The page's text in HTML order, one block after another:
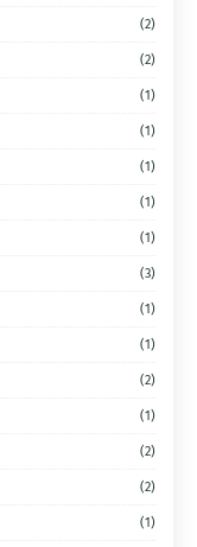
(2)
(2)
(1)
(1)
(1)
(1)
(1)
(3)
(1)
(1)
(2)
(1)
(2)
(2)
(1)